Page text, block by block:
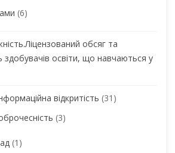
(6)
обсяг та
здобувачів освіти, що навчаються у
відкритість (31)
(3)
(1)